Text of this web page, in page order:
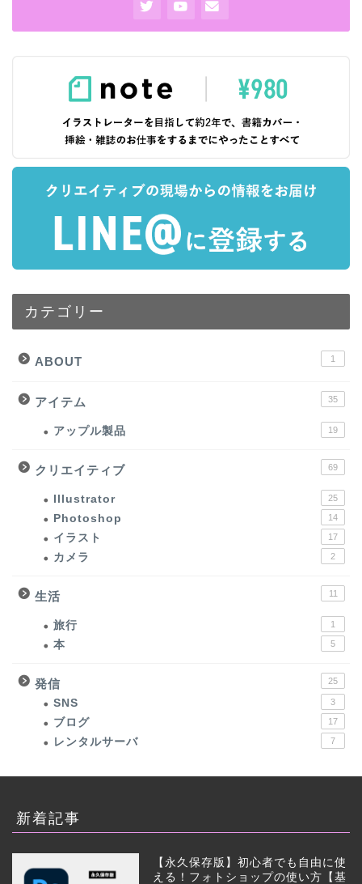
カテゴリー
ABOUT 1
アイテム 35
アップル製品 19
クリエイティブ 69
Illustrator 25
Photoshop 14
イラスト 17
カメラ 2
生活 11
旅行 1
本 5
発信 25
SNS 3
ブログ 17
レンタルサーバ 7
新着記事
【永久保存版】初心者でも自由に使
える！フォトショップの使い方【基